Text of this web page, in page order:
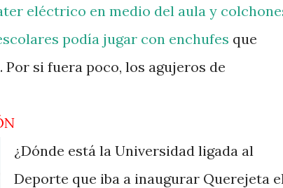
eléctrico en medio del aula y
podía jugar con enchufes que
si fuera poco, los agujeros de
¿Dónde está la Universidad ligada al
Deporte que iba a inaugurar Querejeta